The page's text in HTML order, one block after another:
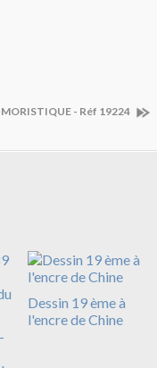
- Réf 19224
Dessin 19 ème à
l'encre de Chine